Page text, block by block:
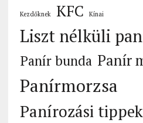
Kezdőknek KFC Kínai
Liszt nélküli
Panír bunda Panír
Panírmorzsa
Panírozási tippek